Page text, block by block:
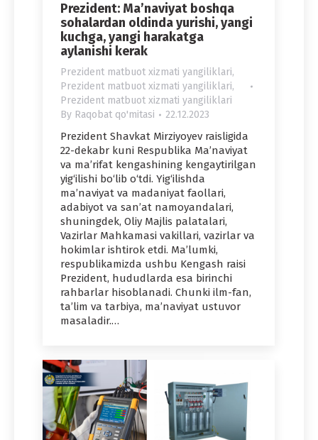
Prezident: Ma’naviyat boshqa
sohalardan oldinda yurishi, yangi
kuchga, yangi harakatga
aylanishi kerak
Prezident matbuot xizmati yangiliklari,
Prezident matbuot xizmati yangiliklari,
Prezident matbuot xizmati yangiliklari
By Raqobat qo'mitasi 22.12.2023
Prezident Shavkat Mirziyoyev raisligida
22-dekabr kuni Respublika Ma’naviyat
va ma’rifat kengashining kengaytirilgan
yig‘ilishi bo‘lib o‘tdi. Yig‘ilishda
ma’naviyat va madaniyat faollari,
adabiyot va san’at namoyandalari,
shuningdek, Oliy Majlis palatalari,
Vazirlar Mahkamasi vakillari, vazirlar va
hokimlar ishtirok etdi. Ma’lumki,
respublikamizda ushbu Kengash raisi
Prezident, hududlarda esa birinchi
rahbarlar hisoblanadi. Chunki ilm-fan,
ta’lim va tarbiya, ma’naviyat ustuvor
masaladir.…